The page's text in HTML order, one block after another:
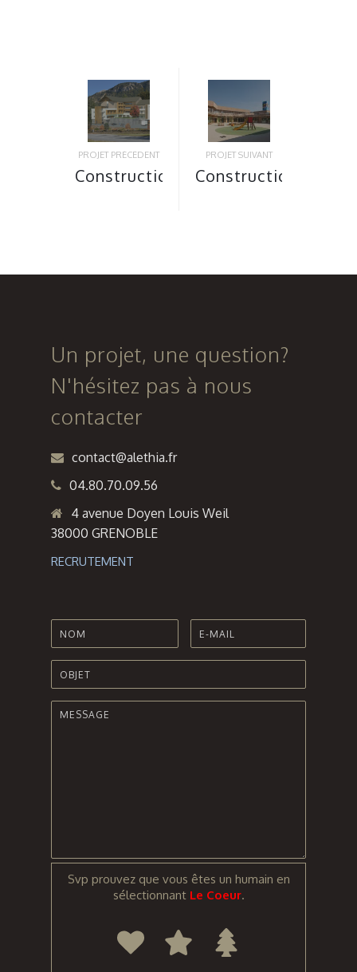
PROJET PRÉCÉDENT
Construction
logements
à Briançon
PROJET SUIVANT
Construction
classes à
(94)
Un projet, une question?
N'hésitez pas à nous
contacter
contact@alethia.fr
04.80.70.09.56
4 avenue Doyen Louis Weil
38000 GRENOBLE
RECRUTEMENT
Svp prouvez que vous êtes un humain en
sélectionnantLe Coeur.